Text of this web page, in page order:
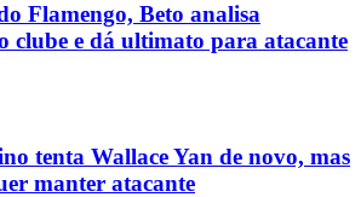
Flamengo, Beto analisa
clube e dá ultimato para atacante
tenta Wallace Yan de novo, mas
manter atacante